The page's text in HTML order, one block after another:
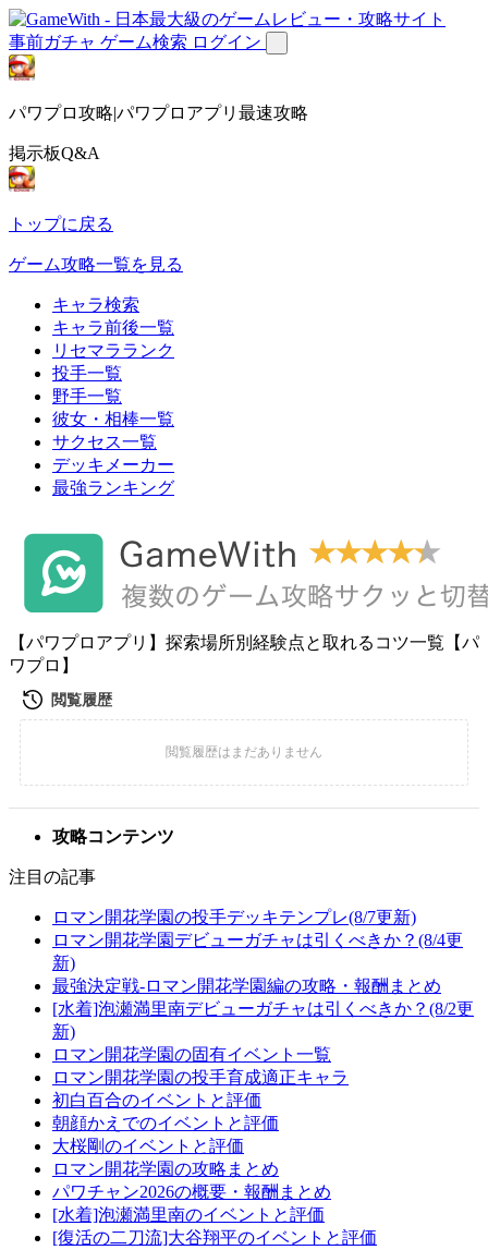
事前ガチャ ゲーム検索 ログイン
パワプロ攻略|パワプロアプリ最速攻略
掲示板Q&A
トップに戻る
ゲーム攻略一覧を見る
キャラ検索
キャラ前後一覧
リセマラランク
投手一覧
野手一覧
彼女・相棒一覧
サクセス一覧
デッキメーカー
最強ランキング
【パワプロアプリ】探索場所別経験点と取れるコツ一覧【パ
ワプロ】
攻略コンテンツ
注目の記事
ロマン開花学園の投手デッキテンプレ(8/7更新)
ロマン開花学園デビューガチャは引くべきか？(8/4更
新)
最強決定戦-ロマン開花学園編の攻略・報酬まとめ
[水着]泡瀬満里南デビューガチャは引くべきか？(8/2更
新)
ロマン開花学園の固有イベント一覧
ロマン開花学園の投手育成適正キャラ
初白百合のイベントと評価
朝顔かえでのイベントと評価
大桜剛のイベントと評価
ロマン開花学園の攻略まとめ
パワチャン2026の概要・報酬まとめ
[水着]泡瀬満里南のイベントと評価
[復活の二刀流]大谷翔平のイベントと評価